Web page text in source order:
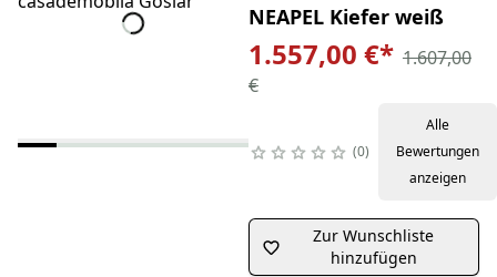
NEAPEL Kiefer weiß
1.557,00 €* 1.607,00
€
0
Alle
Bewertungen
anzeigen
Zur Wunschliste
hinzufügen